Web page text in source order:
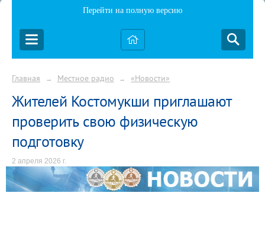
Перейти на полную версию
Главная → Местное радио → «Новости»
Жителей Костомукши приглашают
проверить свою физическую
подготовку
2 апреля 2026 г.